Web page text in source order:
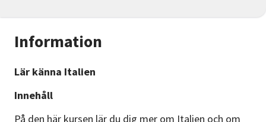
Information
Lär känna Italien
Innehåll
På den här kursen lär du dig mer om Italien och om